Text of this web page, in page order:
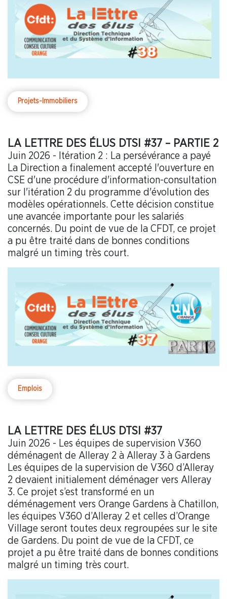
Projets-Immobiliers
LA LETTRE DES ÉLUS DTSI #37 – PARTIE 2
Juin 2026 - Itération 2 : La persévérance a payé
La Direction a finalement accepté l'ouverture en
CSE d'une procédure d'information-consultation
sur l'itération 2 du programme d'évolution des
modèles opérationnels. Cette décision constitue
une avancée importante pour les salariés
concernés. Du point de vue de la CFDT, ce projet
a pu être traité dans de bonnes conditions
malgré un timing très court.
Emplois
LA LETTRE DES ÉLUS DTSI #37
Juin 2026 - Les équipes de supervision V360
déménagent de Alleray 2 à Alleray 3 à Gardens
Les équipes de la supervision de V360 d’Alleray
2 devaient initialement déménager vers Alleray
3. Ce projet s’est transformé en un
déménagement vers Orange Gardens à Chatillon,
les équipes V360 d’Alleray 2 et celles d’Orange
Village seront toutes deux regroupées sur le site
de Gardens. Du point de vue de la CFDT, ce
projet a pu être traité dans de bonnes conditions
malgré un timing très court.